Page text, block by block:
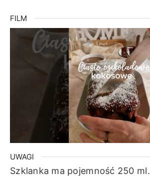
FILM
UWAGI
Szklanka ma pojemność 250 ml.